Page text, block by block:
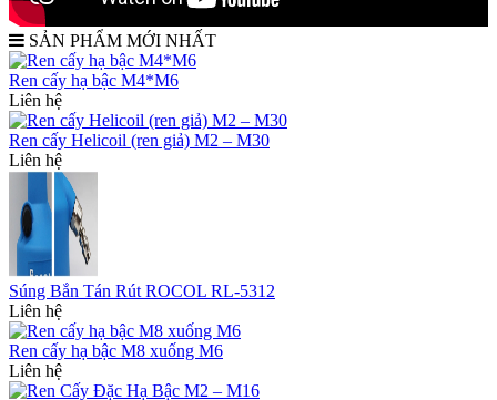
SẢN PHẨM MỚI NHẤT
Ren cấy hạ bậc M4*M6
Liên hệ
Ren cấy Helicoil (ren giả) M2 – M30
Liên hệ
Súng Bắn Tán Rút ROCOL RL-5312
Liên hệ
Ren cấy hạ bậc M8 xuống M6
Liên hệ